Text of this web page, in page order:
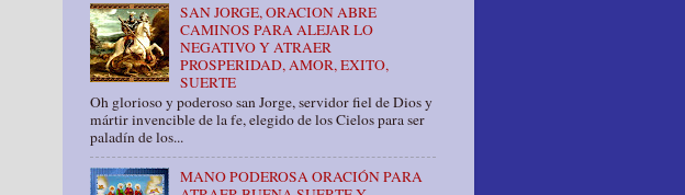
SAN JORGE, ORACION ABRE
CAMINOS PARA ALEJAR LO
NEGATIVO Y ATRAER
PROSPERIDAD, AMOR, EXITO,
SUERTE
Oh glorioso y poderoso san Jorge, servidor fiel de Dios y
mártir invencible de la fe, elegido de los Cielos para ser
paladín de los...
MANO PODEROSA ORACIÓN PARA